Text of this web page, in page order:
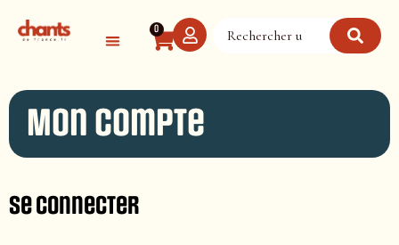
0
Mon compte
Se connecter